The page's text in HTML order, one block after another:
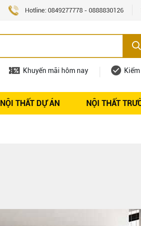
Hotline: 0849277778 - 0888830126
Khuyến mãi hôm nay
NỘI THẤT DỰ ÁN NỘI THẤT